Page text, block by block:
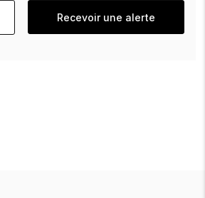
Recevoir une alerte